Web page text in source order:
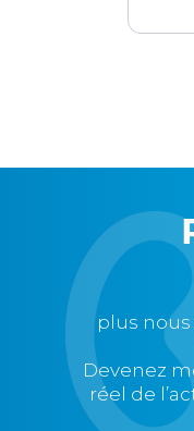
plus
Devenez
réel de